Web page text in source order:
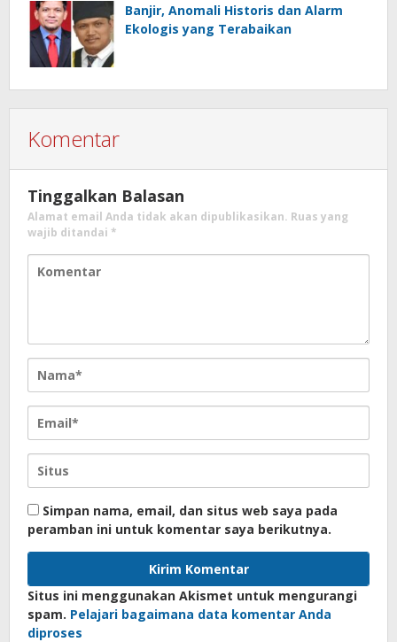
Banjir, Anomali Historis dan Alarm
Ekologis yang Terabaikan
Komentar
Tinggalkan Balasan
Alamat email Anda tidak akan dipublikasikan. Ruas yang
wajib ditandai *
Simpan nama, email, dan situs web saya pada
peramban ini untuk komentar saya berikutnya.
Situs ini menggunakan Akismet untuk mengurangi
spam. Pelajari bagaimana data komentar Anda
diproses